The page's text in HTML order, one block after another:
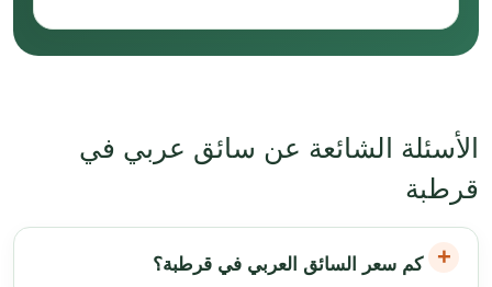
الأسئلة الشائعة عن سائق عربي في
قرطبة
كم سعر السائق العربي في قرطبة؟